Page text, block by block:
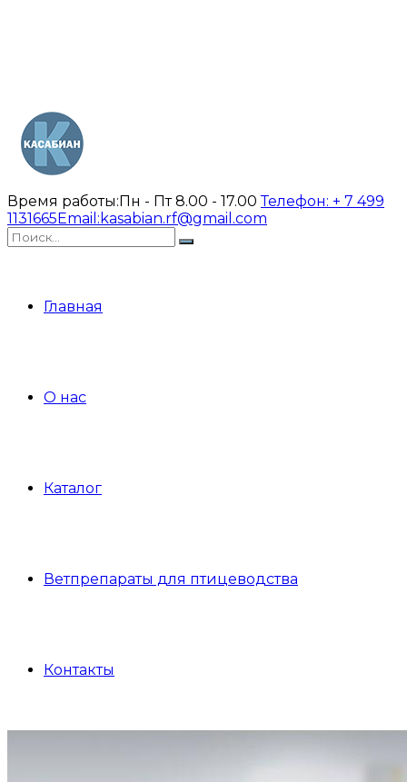
Время работы:Пн - Пт 8.00 - 17.00Телефон: + 7 499
1131665Email: kasabian.rf@gmail.com
Главная
О нас
Каталог
Ветпрепараты для птицеводства
Контакты